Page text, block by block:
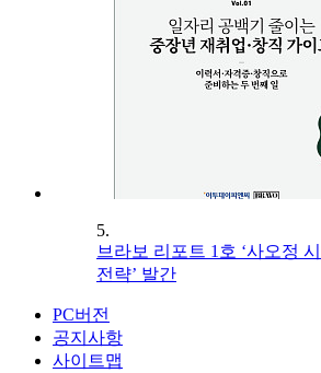
5.
브라보 리포트 1호 ‘사오정
전략’ 발간
PC버전
공지사항
사이트맵